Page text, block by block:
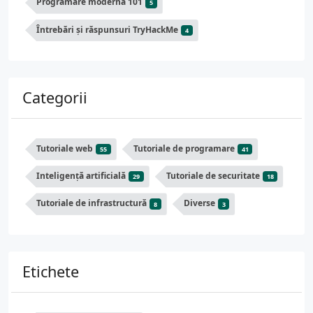
5
Întrebări și răspunsuri TryHackMe 4
Categorii
Tutoriale web 55 Tutoriale de programare 41
Inteligență artificială 29 Tutoriale de securitate 18
Tutoriale de infrastructură 8 Diverse 3
Etichete